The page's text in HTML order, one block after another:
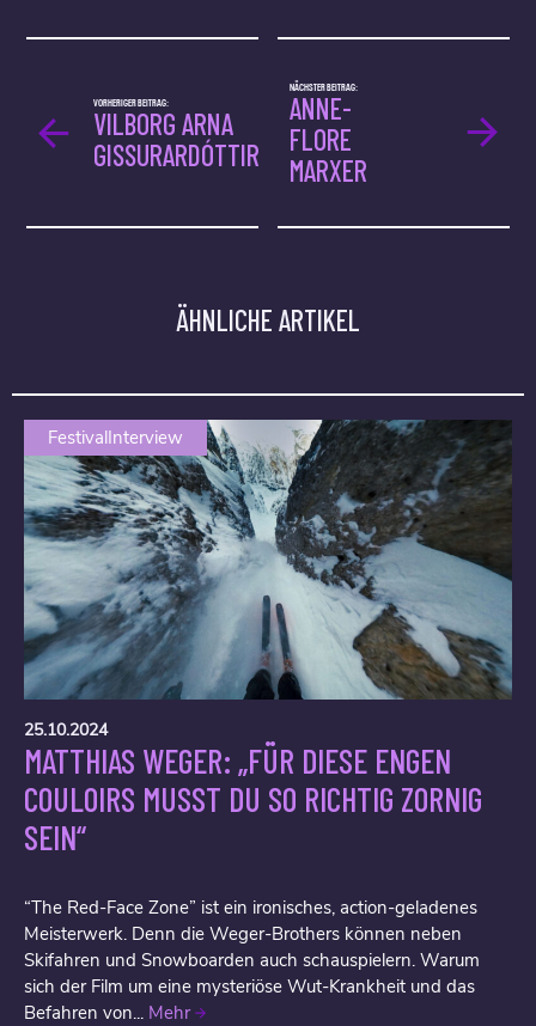
NÄCHSTER BEITRAG:
ANNE-
FLORE
MARXER
VORHERIGER BEITRAG:
VILBORG ARNA
GISSURARDÓTTIR
ÄHNLICHE ARTIKEL
FestivalInterview
25.10.2024
MATTHIAS WEGER: „FÜR DIESE ENGEN
COULOIRS MUSST DU SO RICHTIG ZORNIG
SEIN“
“The Red-Face Zone” ist ein ironisches, action-geladenes
Meisterwerk. Denn die Weger-Brothers können neben
Skifahren und Snowboarden auch schauspielern. Warum
sich der Film um eine mysteriöse Wut-Krankheit und das
Befahren von... Mehr